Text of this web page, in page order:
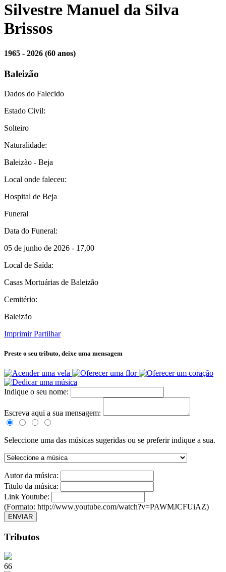
Silvestre Manuel da Silva
Brissos
1965 - 2026 (60 anos)
Baleizão
Dados do Falecido
Estado Civil:
Solteiro
Naturalidade:
Baleizão - Beja
Local onde faleceu:
Hospital de Beja
Funeral
Data do Funeral:
05 de junho de 2026 - 17,00
Local de Saída:
Casas Mortuárias de Baleizão
Cemitério:
Baleizão
Imprimir Partilhar
Preste o seu tributo, deixe uma mensagem
Indique o seu nome:
Escreva aqui a sua mensagem:
Seleccione uma das músicas sugeridas ou se preferir indique a sua.
Autor da música:
Titulo da música:
Link Youtube:
(Formato: http://www.youtube.com/watch?v=PAWMJCFUiAZ)
ENVIAR
Tributos
66